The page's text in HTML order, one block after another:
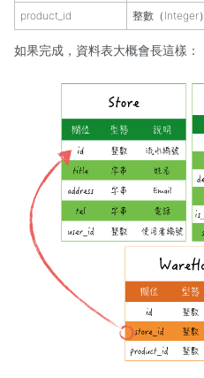
product_id 整數（Integer）
如果完成，資料表大概會長這樣：